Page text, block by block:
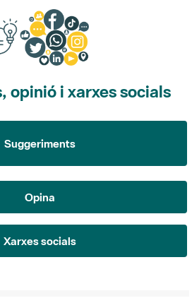
opinió i xarxes socials
Suggeriments
Opina
Xarxes socials